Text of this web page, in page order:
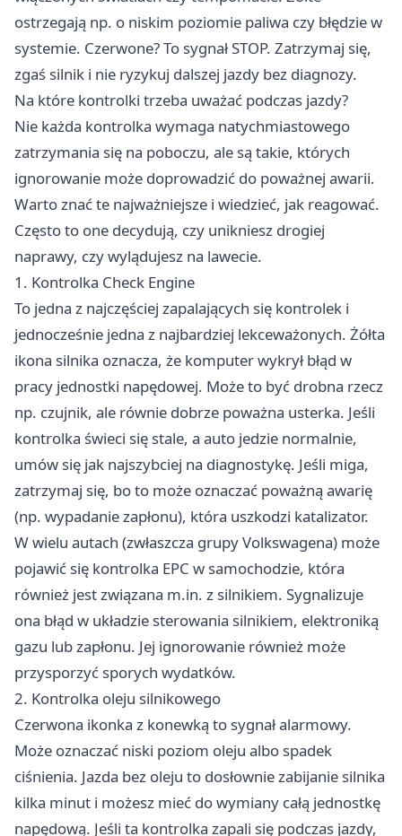
ostrzegają np. o niskim poziomie paliwa czy błędzie w
systemie. Czerwone? To sygnał STOP. Zatrzymaj się,
zgaś silnik i nie ryzykuj dalszej jazdy bez diagnozy.
Na które kontrolki trzeba uważać podczas jazdy?
Nie każda kontrolka wymaga natychmiastowego
zatrzymania się na poboczu, ale są takie, których
ignorowanie może doprowadzić do poważnej awarii.
Warto znać te najważniejsze i wiedzieć, jak reagować.
Często to one decydują, czy unikniesz drogiej
naprawy, czy wylądujesz na lawecie.
1. Kontrolka Check Engine
To jedna z najczęściej zapalających się kontrolek i
jednocześnie jedna z najbardziej lekceważonych. Żółta
ikona silnika oznacza, że komputer wykrył błąd w
pracy jednostki napędowej. Może to być drobna rzecz
np. czujnik, ale równie dobrze poważna usterka. Jeśli
kontrolka świeci się stale, a auto jedzie normalnie,
umów się jak najszybciej na diagnostykę. Jeśli miga,
zatrzymaj się, bo to może oznaczać poważną awarię
(np. wypadanie zapłonu), która uszkodzi katalizator.
W wielu autach (zwłaszcza grupy Volkswagena) może
pojawić się kontrolka EPC w samochodzie, która
również jest związana m.in. z silnikiem. Sygnalizuje
ona błąd w układzie sterowania silnikiem, elektroniką
gazu lub zapłonu. Jej ignorowanie również może
przysporzyć sporych wydatków.
2. Kontrolka oleju silnikowego
Czerwona ikonka z konewką to sygnał alarmowy.
Może oznaczać niski poziom oleju albo spadek
ciśnienia. Jazda bez oleju to dosłownie zabijanie silnika
kilka minut i możesz mieć do wymiany całą jednostkę
napędową. Jeśli ta kontrolka zapali się podczas jazdy,